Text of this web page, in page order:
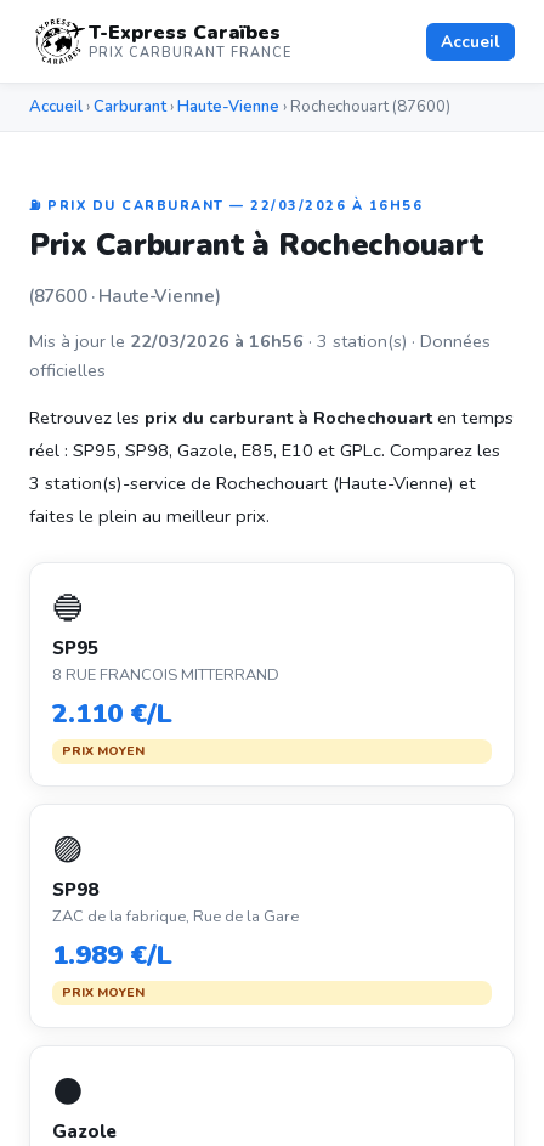
T-Express Caraïbes
PRIX CARBURANT FRANCE Accueil
Accueil ›Carburant›Haute-Vienne › Rochechouart (87600)
⛽ PRIX DU CARBURANT — 22/03/2026 À 16H56
Prix Carburant à Rochechouart
(87600 · Haute-Vienne)
Mis à jour le 22/03/2026 à 16h56 · 3 station(s) · Données
officielles
Retrouvez les prix du carburant à Rochechouarten temps
réel : SP95, SP98, Gazole, E85, E10 et GPLc. Comparez les
3 station(s)-service de Rochechouart (Haute-Vienne) et
faites le plein au meilleur prix.
🔵
SP95
8 RUE FRANCOIS MITTERRAND
2.110 €/L
PRIX MOYEN
🟣
SP98
ZAC de la fabrique, Rue de la Gare
1.989 €/L
PRIX MOYEN
⚫
Gazole